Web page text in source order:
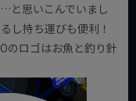
と思いこんでいまし
し持ち運びも便利！
のロゴはお魚と釣り針